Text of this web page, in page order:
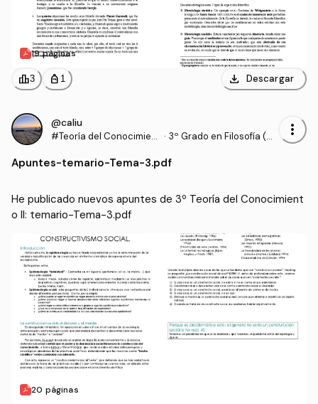
19 páginas
leaderboard3 personal_bag 1 download Descargar
@caliu
#Teoría del Conocimient
· 3º Grado en Filosofía (U
more_vert
Apuntes-temario-Tema-3.pdf
He publicado nuevos apuntes de 3º Teoría del Conocimient
o II: temario-Tema-3.pdf
20 páginas